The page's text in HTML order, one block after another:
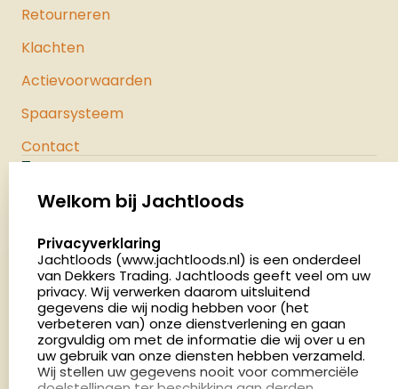
Retourneren
Klachten
Actievoorwaarden
Spaarsysteem
Contact
Palenrij 1
Nederland
4.8
2879 beoordelingen
Openingstijden
Dinsdag en donderdag: 13:00 - 17:00 én 18:00 - 21:00
uur
Welkom bij Jachtloods
select language
Privacyverklaring
Jachtloods (www.jachtloods.nl) is een onderdeel
van Dekkers Trading. Jachtloods geeft veel om uw
privacy. Wij verwerken daarom uitsluitend
gegevens die wij nodig hebben voor (het
verbeteren van) onze dienstverlening en gaan
zorgvuldig om met de informatie die wij over u en
uw gebruik van onze diensten hebben verzameld.
Wij stellen uw gegevens nooit voor commerciële